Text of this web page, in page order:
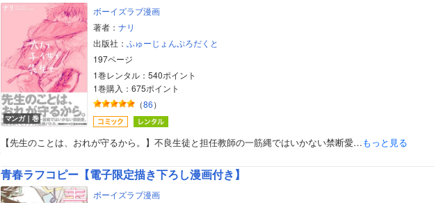
マンガ｜巻
ボーイズラブ漫画
著者： ナリ
出版社： ふゅーじょんぷろだくと
197ページ
1巻レンタル：540ポイント
1巻購入：675ポイント
（86）
【先生のことは、おれが守るから。】不良生徒と担任教師の一筋縄ではいかない禁断愛…もっと見る
青春ラフコピー【電子限定描き下ろし漫画付き】
ボーイズラブ漫画